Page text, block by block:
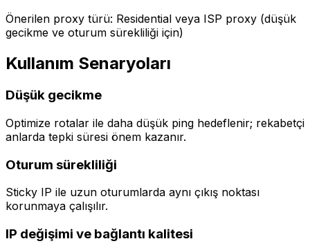
Önerilen proxy türü: Residential veya ISP proxy (düşük
gecikme ve oturum sürekliliği için)
Kullanım Senaryoları
Düşük gecikme
Optimize rotalar ile daha düşük ping hedeflenir; rekabetçi
anlarda tepki süresi önem kazanır.
Oturum sürekliliği
Sticky IP ile uzun oturumlarda aynı çıkış noktası
korunmaya çalışılır.
IP değişimi ve bağlantı kalitesi